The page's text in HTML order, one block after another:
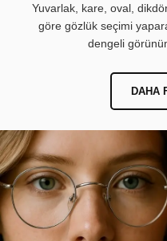
Yuvarlak, kare, oval,
göre gözlük seçimi
dengeli
DAHA